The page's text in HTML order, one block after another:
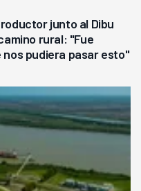
junto al Dibu
rural: "Fue
nos pudiera pasar esto"